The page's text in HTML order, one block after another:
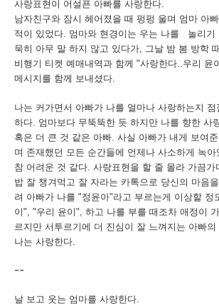
사랑표현이 어설픈 아빠를 사랑한다.
남자친구와 잠시 헤어졌을 때 펑펑 울며 엄마 아
적이 있었다. 엄마와 현경이는 우는 나를 놀리기
묵히 아무 말 하지 않고 있다가, 그날 밤 봄 방학 때
비행기 티켓 예매내역과 함께 "사랑한다..우리 윤
메시지를 함께 보내셨다.
나는 커가면서 아빠가 나를 얼마나 사랑하는지 점
하다. 엄마보다 무뚝뚝한 듯 하지만 나를 향한 사
혹은 더 큰 것 같은 아빠. 사실 아빠가 내게 보여준
며 존재했던 모든 순간들에 언제나 사소하게 녹아
참 어려운 것 같다. 사랑표현을 할 줄 몰라 가끔가
밥 잘 챙겨먹고 잘 자라는 카톡으로 당신의 마음을
려 아빠가 나를 "정윤아"라고 부르는게 이상할 정
이", "우리 윤이", 하고 나를 부를 때조차 애정이
르지만 서투르기에 더 진심이 잘 느껴지는 아빠의
나는 사랑한다.
--
날 보고 웃는 엄마를 사랑한다.